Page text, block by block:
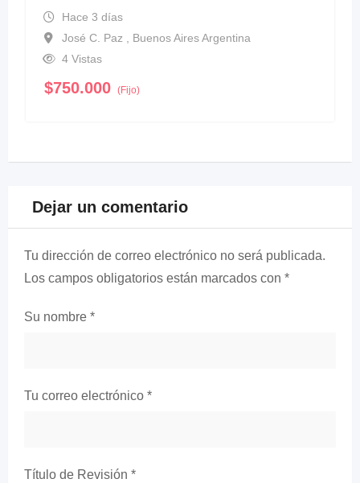
Hace 3 días
José C. Paz , Buenos Aires Argentina
4 Vistas
$750.000 (Fijo)
Dejar un comentario
Tu dirección de correo electrónico no será publicada.
Los campos obligatorios están marcados con *
Su nombre *
Tu correo electrónico *
Título de Revisión *